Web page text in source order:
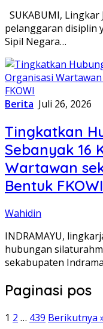
SUKABUMI,
pelanggaran disiplin
Sipil Negara…
Berita Juli 26, 2026
Tingkatkan
Sebanyak 16
Wartawan
Bentuk FKOWI
Wahidin
INDRAMAYU,
hubungan
sekabupaten
Paginasi pos
1 2 … 439 Berikutnya